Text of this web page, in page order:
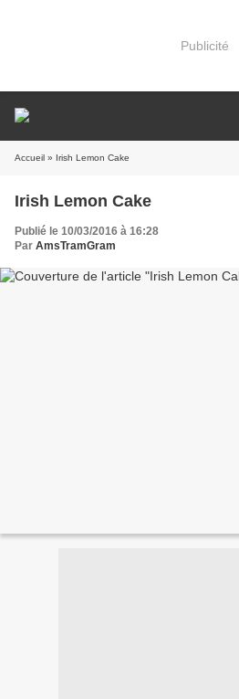
Publicité
Accueil » Irish Lemon Cake
Irish Lemon Cake
Publié le 10/03/2016 à 16:28
Par AmsTramGram